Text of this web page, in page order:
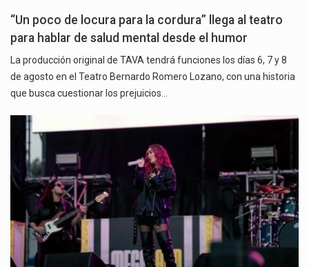
“Un poco de locura para la cordura” llega al teatro
para hablar de salud mental desde el humor
La producción original de TAVA tendrá funciones los días 6, 7 y 8
de agosto en el Teatro Bernardo Romero Lozano, con una historia
que busca cuestionar los prejuicios…